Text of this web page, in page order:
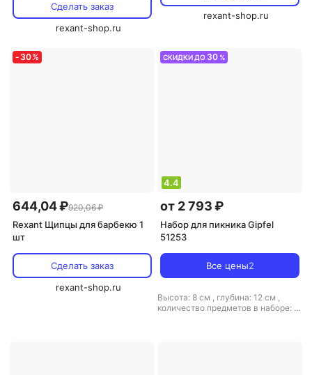
Сделать заказ
rexant-shop.ru
rexant-shop.ru
- 30%
644,04 ₽920,06 ₽
Rexant Щипцы для барбекю 1
шт
Сделать заказ
rexant-shop.ru
СКИДКИ ДО 30 %
4.4
от 2 793 ₽
Набор для пикника Gipfel
51253
Все цены2
Высота: 8 см , глубина: 12 см ,
количество предметов в наборе: 3